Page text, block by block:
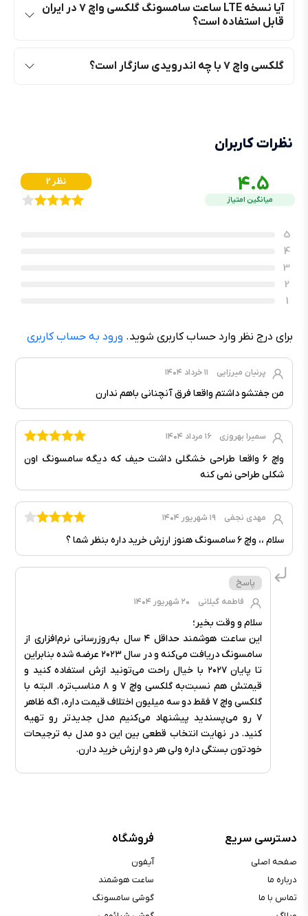
آیا نسخه LTE ساعت سامسونگ گلکسی واچ ۷ در ایران
قابل استفاده است؟
گلکسی واچ ۷ با چه اندرویدی سازگار است؟
نظرات کاربران
4.5
میانگین امتیاز
2 نظر
5
4
3
2
1
برای درج نظر وارد حساب کاربری شوید. ورود به حساب کاربری
پرنیان میرزایی ۱۱ خرداد ۱۴۰۴
من جفتشو داشتم واقعا فرق آنچنانی باهم ندارن
سمیرا بهروزی ۱۶ مرداد ۱۴۰۴
واچ ۶ واقعا طراحی خشگلی داشت حیف که دیگه سامسونگ اون
شکلی طراحی نمی کنه
مهدی نجفی ۱۹ شهریور ۱۴۰۴
سلام ،، واچ ۶ سامسونگ هنوز ارزش خرید داره بنظر شما ؟
فاطمه گیلانی ۲۰ شهریور ۱۴۰۴
سلام و وقت بخیر؛
این ساعت هوشمند حداقل ۴ سال به‌روزرسانی نرم‌افزاری از
سامسونگ دریافت می‌کنه و در سال ۲۰۲۳ عرضه شده بنابراین
تا پایان ۲۰۲۷ با خیال راحت می‌تونید ازش استفاده کنید و
قیمتش هم نسبت‌به گلکسی واچ ۷ و ۸ مناسب‌تره. البته با
گلکسی واچ ۷ فقط دو سه میلیون اختلاف قیمت داره، اگه ظاهر
۷ رو می‌پسندید پیشنهاد می‌کنیم مدل جدیدتر رو تهیه
کنید. در نهایت انتخاب قطعی بین این دو مدل به ترجیحات
خودتون بستگی داره ولی هر دو ارزش خرید دارن.
دسترسی سریع
صفحه اصلی
درباره ما
تماس با ما
فروشگاه
آیفون
ساعت هوشمند
گوشی سامسونگ